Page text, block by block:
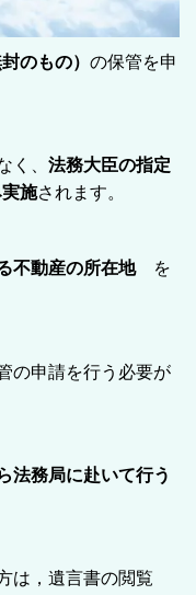
のもの） の保管を申
く、 法務大臣の指定
施されます。
不動産の所在地を
の申請を行う必要が
法務局に赴いて行う
は，遺言書の閲覧